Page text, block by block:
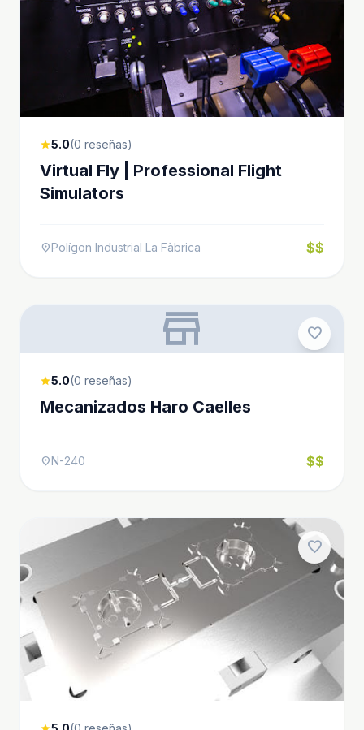
star5.0(0 reseñas)
Virtual Fly | Professional Flight
Simulators
location_on Polígon Industrial La Fàbrica $$
favorite
store
star5.0(0 reseñas)
Mecanizados Haro Caelles
location_on N-240 $$
favorite